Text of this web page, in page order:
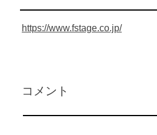
https://www.fstage.co.jp/
​コメント